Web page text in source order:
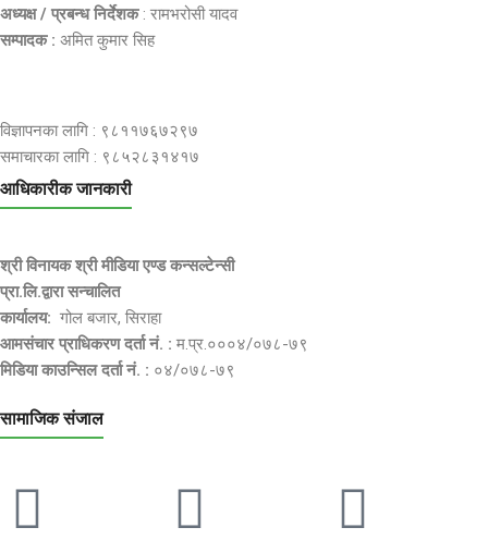
अध्यक्ष / प्रबन्ध निर्देशक: रामभरोसी यादव
सम्पादक : अमित कुमार सिह
विज्ञापनका लागि : ९८११७६७२९७
समाचारका लागि : ९८५२८३१४१७
आधिकारीक जानकारी
श्री विनायक श्री मीडिया एण्ड कन्सल्टेन्सी
प्रा.लि.द्वारा सन्चालित
कार्यालय: गोल बजार, सिराहा
आमसंचार प्राधिकरण दर्ता नं. : म.प्र.०००४/०७८-७९
मिडिया काउन्सिल दर्ता नं. : ०४/०७८-७९
सामाजिक संजाल